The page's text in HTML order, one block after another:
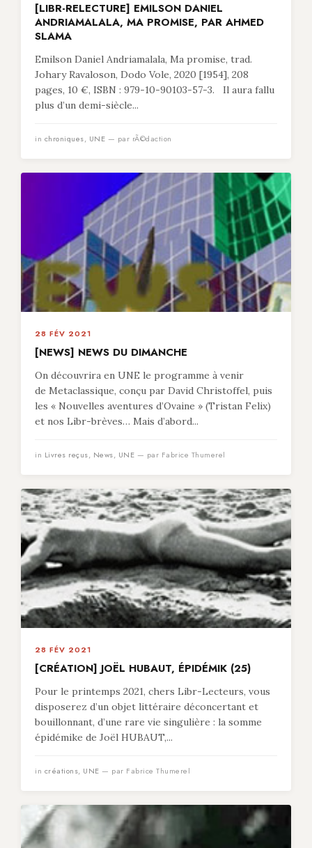
[LIBR-RELECTURE] EMILSON DANIEL
ANDRIAMALALA, MA PROMISE, PAR AHMED
SLAMA
Emilson Daniel Andriamalala, Ma promise, trad.
Johary Ravaloson, Dodo Vole, 2020 [1954], 208
pages, 10 €, ISBN : 979-10-90103-57-3. Il aura fallu
plus d’un demi-siècle...
in chroniques, UNE — par rÃ©daction
28 FÉV 2021
[NEWS] NEWS DU DIMANCHE
On découvrira en UNE le programme à venir
de Metaclassique, conçu par David Christoffel, puis
les « Nouvelles aventures d’Ovaine » (Tristan Felix)
et nos Libr-brèves… Mais d’abord...
in Livres reçus, News, UNE — par Fabrice Thumerel
28 FÉV 2021
[CRÉATION] JOËL HUBAUT, ÉPIDÉMIK (25)
Pour le printemps 2021, chers Libr-Lecteurs, vous
disposerez d’un objet littéraire déconcertant et
bouillonnant, d’une rare vie singulière : la somme
épidémike de Joël HUBAUT,...
in créations, UNE — par Fabrice Thumerel